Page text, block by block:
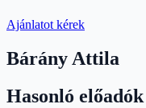
Ajánlatot kérek
Bárány Attila
Hasonló előadók